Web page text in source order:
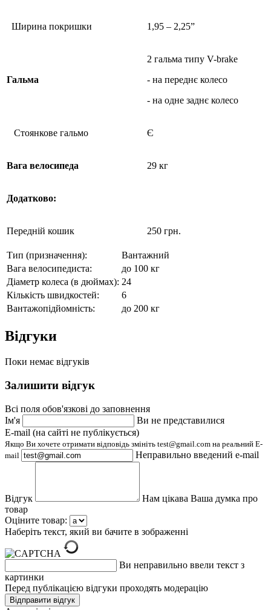
Ширина покришки 1,95 – 2,25”
Гальма
2 гальма типу V-brake
- на переднє колесо
- на одне заднє колесо
Стоянкове гальмо Є
Вага велосипеда 29 кг
Додатково:
Передній кошик 250 грн.
Тип (призначення):
Вантажний
Вага велосипедиста:
до 100 кг
Діаметр колеса (в дюймах): 24
Кількість швидкостей:
6
Вантажопідйомність:
до 200 кг
Відгуки
Поки немає відгуків
Залишити відгук
Всі поля обов'язкові до заповнення
Ім'я
Ви не представилися
E-mail (на сайті не публікується)
Якщо Ви хочете отримати відповідь змініть test@gmail.com на реальний E-
mail
Неправильно введений e-mail
Відгук
Нам цікава Ваша думка про
товар
Оціните товар:
Наберіть текст, який ви бачите в зображенні
Ви неправильно ввели текст з
картинки
Перед публікацією відгуки проходять модерацію